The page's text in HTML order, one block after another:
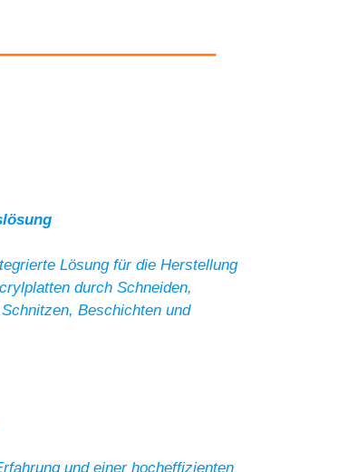
Lösung für die Herstellung
durch Schneiden,
Beschichten und
und einer hocheffizienten